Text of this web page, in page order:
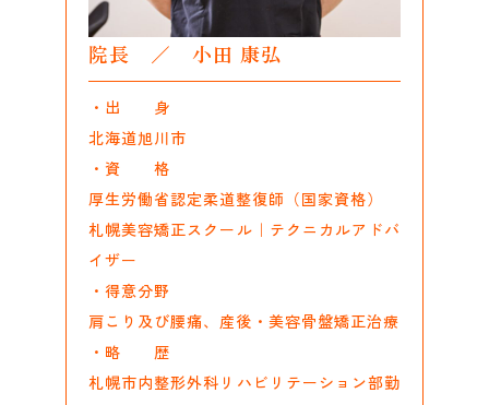
院長 ／ 小田 康弘
・出 身
北海道旭川市
・資 格
厚生労働省認定柔道整復師（国家資格）
札幌美容矯正スクール｜テクニカルアドバ
イザー
・得意分野
肩こり及び腰痛、産後・美容骨盤矯正治療
・略 歴
札幌市内整形外科リハビリテーション部勤